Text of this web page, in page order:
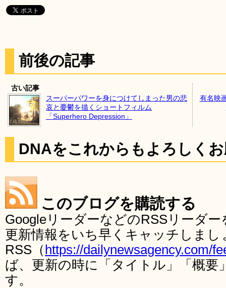
前後の記事
古い記事
スーパーパワーを身につけてしまった男の悲
哀と憂鬱を描くショートフィルム
「Superhero Depression」
有名映
DNAをこれからもよろしく
このブログを購読する
GoogleリーダーなどのRSSリーダ
更新情報をいち早くキャッチしま
RSS（ https://dailynewsagency.com/
ば、更新の時に「タイトル」「概要
す。